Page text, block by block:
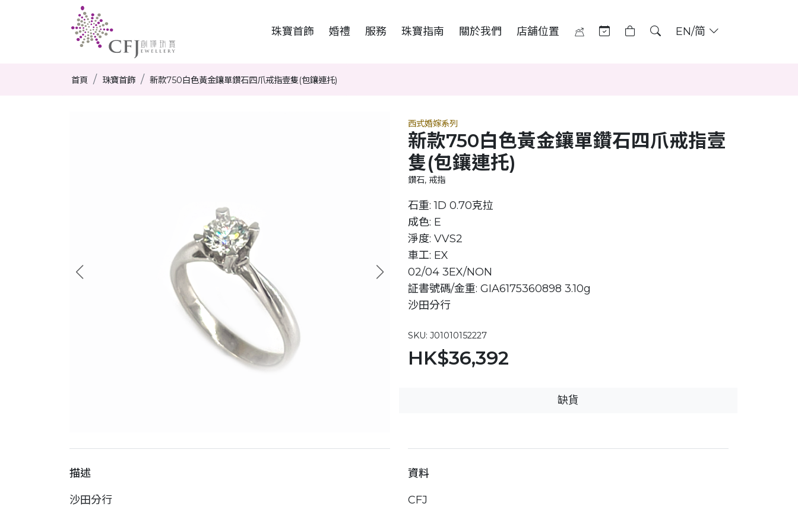
珠寶首飾 婚禮 服務 珠寶指南 關於我們 店舖位置 EN/简
首頁 珠寶首飾 新款750白色黃金鑲單鑽石四爪戒指壹隻(包鑲連托)
西式婚嫁系列
新款750白色黃金鑲單鑽石四爪戒指壹
隻(包鑲連托)
鑽石, 戒指
石重: 1D 0.70克拉
成色: E
淨度: VVS2
車工: EX
02/04 3EX/NON
証書號碼/金重: GIA6175360898 3.10g
沙田分行
SKU: J01010152227
HK$36,392
缺貨
描述
沙田分行
資料
CFJ